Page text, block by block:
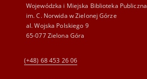
Wojewódzka i Miejska Biblioteka Publiczna
im. C. Norwida w Zielonej Górze
al. Wojska Polskiego 9
65-077 Zielona Góra
(+48) 68 453 26 06